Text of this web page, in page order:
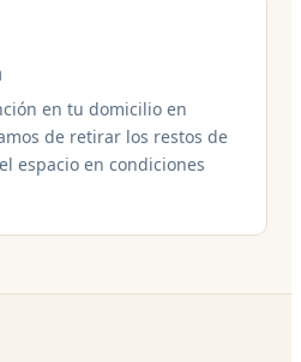
en tu domicilio en
de retirar los restos de
espacio en condiciones